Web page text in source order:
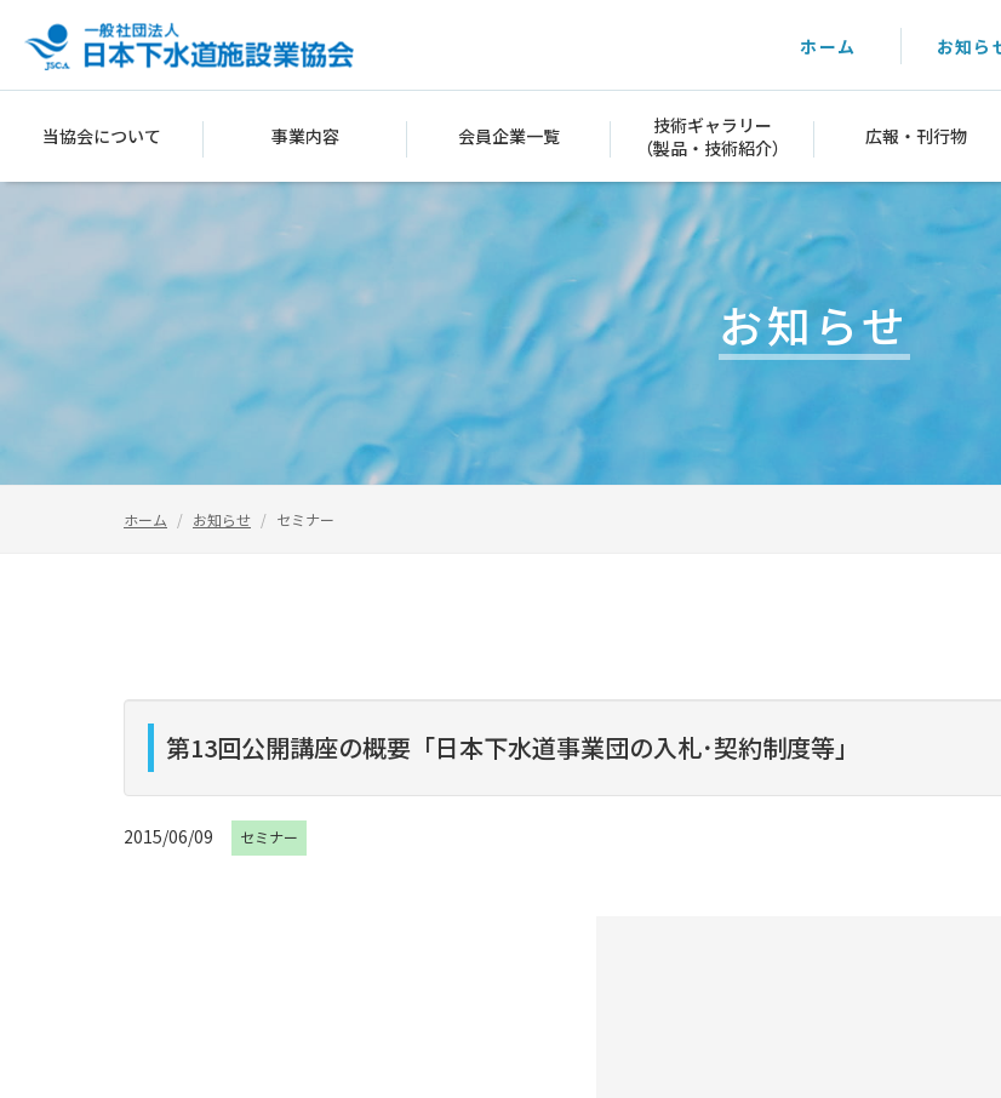
ホーム お知ら
当協会について 事業内容 会員企業一覧
技術ギャラリー
（製品・技術紹介）
広報・刊行物
お知らせ
ホーム お知らせ セミナー
第13回公開講座の概要「日本下水道事業団の入札･契約制度等」
2015/06/09 セミナー